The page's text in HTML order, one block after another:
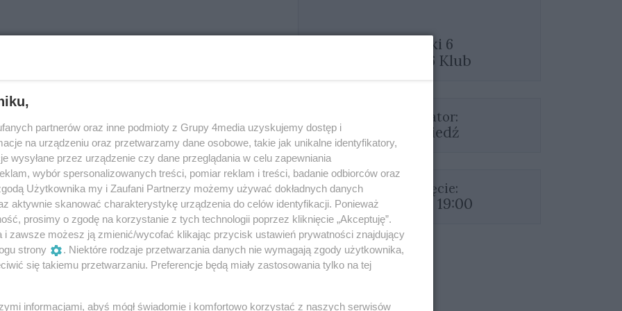
20 pln, osoby nie pełnoletnie wstęp wolny,
i zabawni przyjaciele ze sceny. Produkują
z serca. Dobre teksty i ciekawe harmonie
przedstawicieli dwóch różnych pokoleń.
Matuszewskiego i Beniamina
by wykonać nowe wersje wspólnych utworów
zespołów: anTen, LiN, itp. hity oraz nowe
Furmana.
Łazienki 6
Łazienki 6 Klub
Organizator:
Niedźwiedź
Rozpoczęcie:
10.10.2025 19:00
partnerów oraz inne podmioty z Grupy 4media uzyskujemy dostęp i
na urządzeniu oraz przetwarzamy dane osobowe, takie jak unikalne identyfikatory,
wysyłane przez urządzenie czy dane przeglądania w celu zapewniania
wybór spersonalizowanych treści, pomiar reklam i treści, badanie odbiorców oraz
Użytkownika my i Zaufani Partnerzy możemy używać dokładnych danych
aktywnie skanować charakterystykę urządzenia do celów identyfikacji. Ponieważ
prosimy o zgodę na korzystanie z tych technologii poprzez kliknięcie „Akceptuję”.
i zawsze możesz ją zmienić/wycofać klikając przycisk ustawień prywatności znajdujący
strony
. Niektóre rodzaje przetwarzania danych nie wymagają zgody użytkownika,
się takiemu przetwarzaniu. Preferencje będą miały zastosowania tylko na tej
informacjami, abyś mógł świadomie i komfortowo korzystać z naszych serwisów